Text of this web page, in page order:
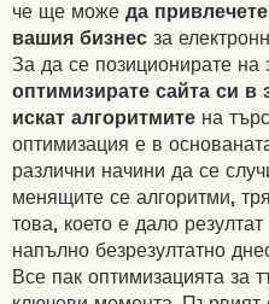
WordPress
че ще може да
вашия бизнес за
За да се позиционирате на
оптимизирате сайта си в
искат алгоритмите на
оптимизация е в
различни начини да се
менящите се алгоритми,
това, което е дало
напълно безрезултатно
Все пак оптимизацията за